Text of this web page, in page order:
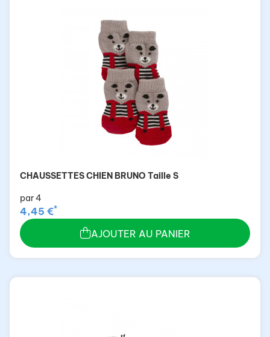
CHAUSSETTES CHIEN BRUNO Taille S
par 4
4,45 €*
AJOUTER AU PANIER